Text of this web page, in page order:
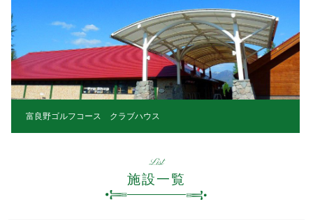
富良野ゴルフコース クラブハウス
List
施設一覧